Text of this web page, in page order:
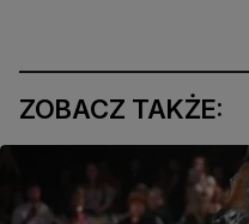
ZOBACZ TAKŻE: